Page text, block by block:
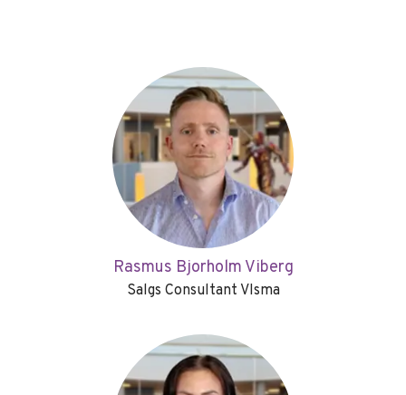
Rasmus Bjorholm Viberg
Salgs Consultant VIsma